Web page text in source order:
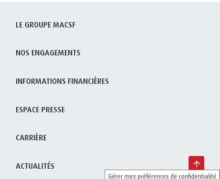
LE GROUPE MACSF
NOS ENGAGEMENTS
INFORMATIONS FINANCIÈRES
ESPACE PRESSE
CARRIÈRE
ACTUALITÉS
Gérer mes préférences de confidentialité